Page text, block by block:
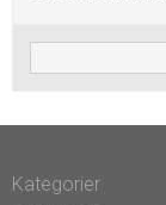
Kategorier